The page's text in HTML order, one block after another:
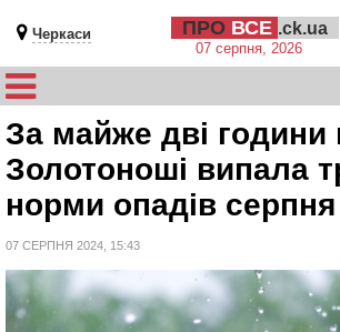
Черкаси ПРО ВСЕ .ck.ua
07 серпня, 2026
За майже дві години
Золотоноші випала
норми опадів серпня
07 СЕРПНЯ 2024, 15:43